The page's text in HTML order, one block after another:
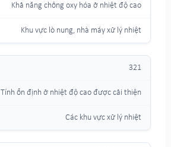
Khả năng chống oxy hóa ở nhiệt độ cao
Khu vực lò nung, nhà máy xử lý nhiệt
321
Tính ổn định ở nhiệt độ cao được cải thiện
Các khu vực xử lý nhiệt